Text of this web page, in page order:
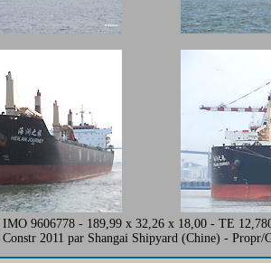
IMO 9606778 - 189,99 x 32,26 x 18,00 - TE
Constr 2011 par Shangai Shipyard (Chine) -